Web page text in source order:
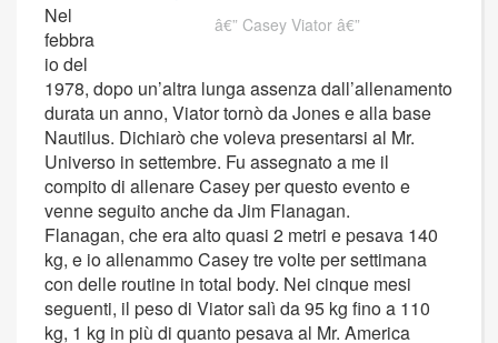
Casey Viator
Nel
febbra
io del
1978, dopo un’altra lunga assenza dall’allenamento
durata un anno, Viator tornò da Jones e alla base
Nautilus. Dichiarò che voleva presentarsi al Mr.
Universo in settembre. Fu assegnato a me il
compito di allenare Casey per questo evento e
venne seguito anche da Jim Flanagan.
Flanagan, che era alto quasi 2 metri e pesava 140
kg, e io allenammo Casey tre volte per settimana
con delle routine in total body. Nei cinque mesi
seguenti, il peso di Viator salì da 95 kg fino a 110
kg, 1 kg in più di quanto pesava al Mr. America